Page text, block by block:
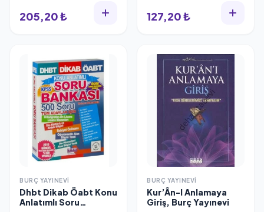
205,20 ₺ 127,20 ₺
BURÇ YAYINEVI
Dhbt Dikab Öabt Konu
Anlatımlı Soru
BURÇ YAYINEVI
Kur’Ân-I Anlamaya
Giriş, Burç Yayınevi